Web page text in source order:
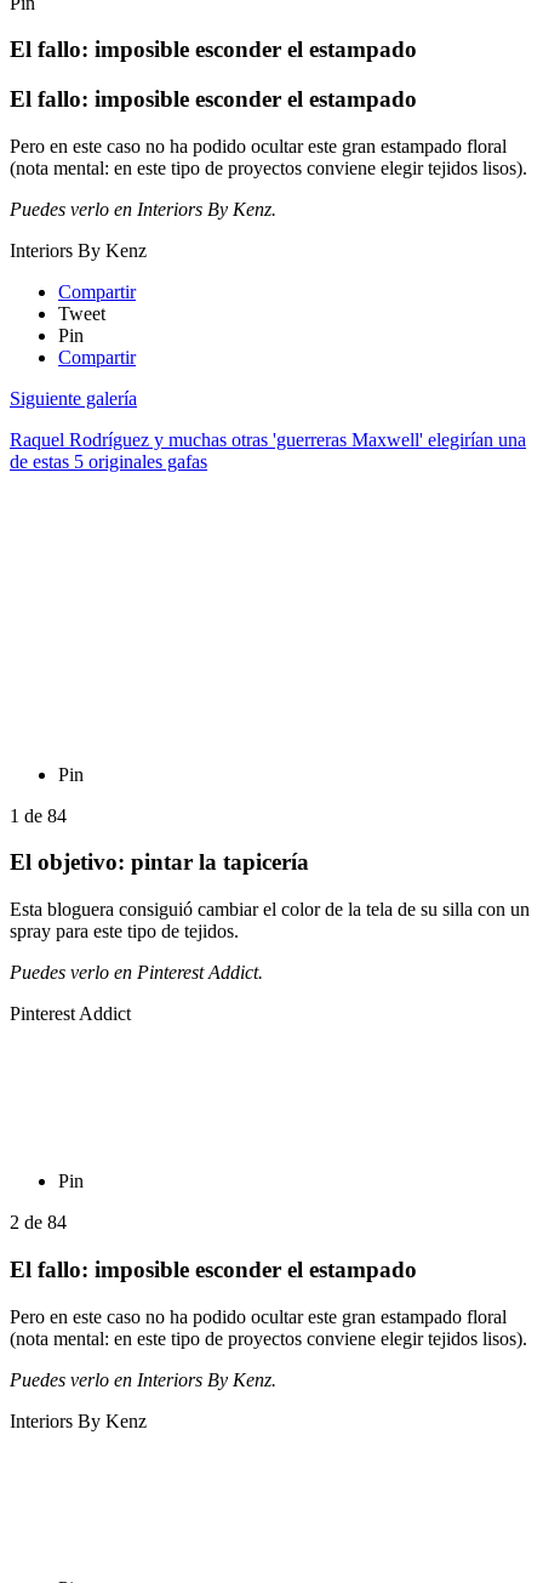
El fallo: imposible esconder el estampado
El fallo: imposible esconder el estampado
Pero en este caso no ha podido ocultar este gran estampado floral
(nota mental: en este tipo de proyectos conviene elegir tejidos lisos).
Puedes verlo en Interiors By Kenz.
Interiors By Kenz
Compartir
Tweet
Pin
Compartir
Siguiente galería
Raquel Rodríguez y muchas otras 'guerreras Maxwell' elegirían una
de estas 5 originales gafas
Pin
1 de 84
El objetivo: pintar la tapicería
Esta bloguera consiguió cambiar el color de la tela de su silla con un
spray para este tipo de tejidos.
Puedes verlo en Pinterest Addict.
Pinterest Addict
Pin
2 de 84
El fallo: imposible esconder el estampado
Pero en este caso no ha podido ocultar este gran estampado floral
(nota mental: en este tipo de proyectos conviene elegir tejidos lisos).
Puedes verlo en Interiors By Kenz.
Interiors By Kenz